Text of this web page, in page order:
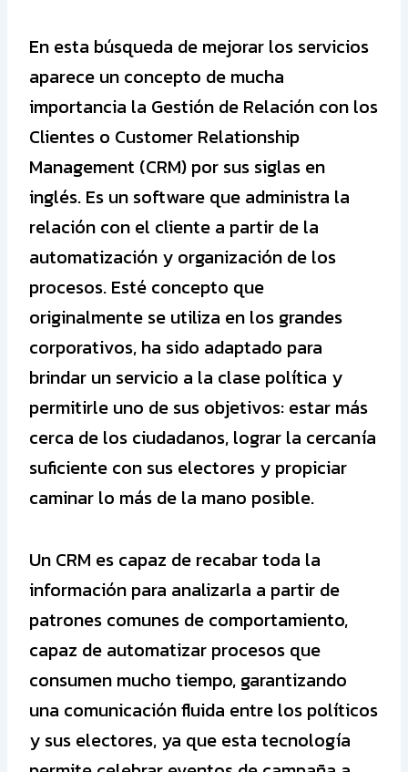
En esta búsqueda de mejorar los servicios
aparece un concepto de mucha
importancia la Gestión de Relación con los
Clientes o Customer Relationship
Management (CRM) por sus siglas en
inglés. Es un software que administra la
relación con el cliente a partir de la
automatización y organización de los
procesos. Esté concepto que
originalmente se utiliza en los grandes
corporativos, ha sido adaptado para
brindar un servicio a la clase política y
permitirle uno de sus objetivos: estar más
cerca de los ciudadanos, lograr la cercanía
suficiente con sus electores y propiciar
caminar lo más de la mano posible.
Un CRM es capaz de recabar toda la
información para analizarla a partir de
patrones comunes de comportamiento,
capaz de automatizar procesos que
consumen mucho tiempo, garantizando
una comunicación fluida entre los políticos
y sus electores, ya que esta tecnología